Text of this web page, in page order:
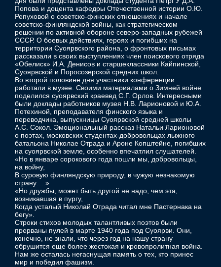
Попова и доцента кафедры Отечественной истории О.Ю.
Репуховой о советско-финских отношениях и начале
советско-финляндской войны, как стратегическом
решении по активной обороне северо-западных рубежей
СССР. О боевых действиях, героях и погибших на
территории Суоярвского района, о фронтовых письмах
рассказали в своих выступлениях член поискового отряда
«Обелиск» И.А. Денисов и старшеклассники Кайпинской,
Суоярвской и Поросозерской средних школ.
Во второй половине дня участники конференции
работали в музее. Своими материалами о Зимней войне
поделился суоярвский краевед С.Г. Орлов. Интересными
были доклады работников музея Н.В. Ларионовой и Ю.А.
Потехиной, преподавателя финского языка и
переводчика, выпускницы Суоярвской средней школы
А.С. Сокол. Эмоциональный рассказ Натальи Ларионовой
о поэтах, московских студентах-добровольцах лыжного
батальона Николае Отрада и Ароне Копштейне, погибших
на суоярвской земле, особенно впечатлил слушателей.
«Но в январе сорокового года пошли мы, добровольцы,
на войну,
В суровую финляндскую природу, в чужую незнакомую
страну….»
«Но дружбы, может быть другой не надо, чем эта,
возникавшая в пургу,
Когда усталый Николай Отрада читал мне Пастернака на
бегу».
Строки стихов молодых талантливых поэтов были
прерваны пулей в марте 1940 года под Суоярви. Они,
конечно, не знали, что через год на нашу страну
обрушится еще более жестокая и кровопролитная война.
Нам же осталась негаснущая память о тех, кто принес
мир и победил фашизм.